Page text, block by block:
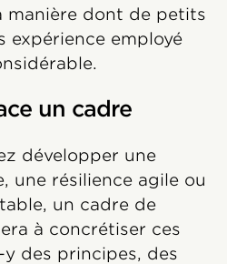
manière dont de petits
expérience employé
un cadre
développer une
une résilience agile ou
un cadre de
à concrétiser ces
des principes, des